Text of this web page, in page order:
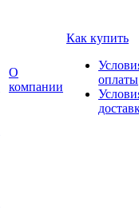
О
компании
Как купить
оплаты